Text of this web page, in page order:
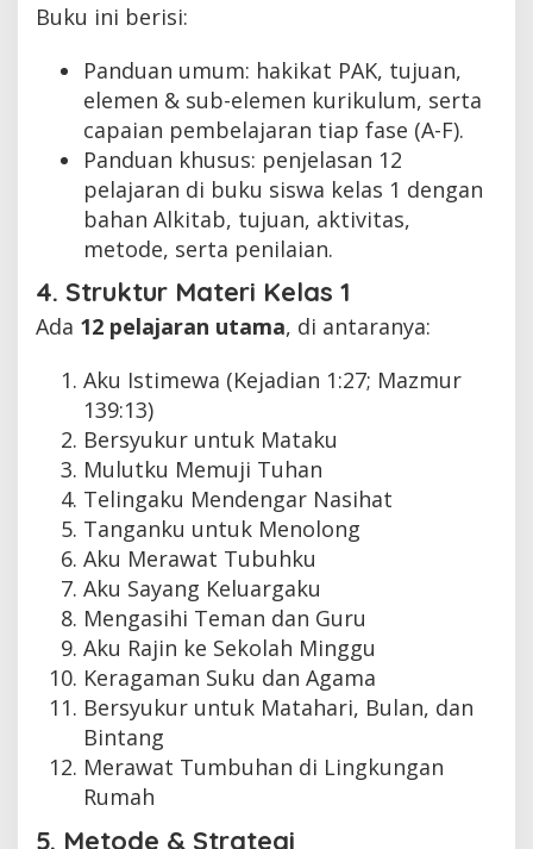
Buku ini berisi:
Panduan umum: hakikat PAK, tujuan,
elemen & sub-elemen kurikulum, serta
capaian pembelajaran tiap fase (A-F).
Panduan khusus: penjelasan 12
pelajaran di buku siswa kelas 1 dengan
bahan Alkitab, tujuan, aktivitas,
metode, serta penilaian.
4. Struktur Materi Kelas 1
Ada 12 pelajaran utama, di antaranya:
Aku Istimewa (Kejadian 1:27; Mazmur
139:13)
Bersyukur untuk Mataku
Mulutku Memuji Tuhan
Telingaku Mendengar Nasihat
Tanganku untuk Menolong
Aku Merawat Tubuhku
Aku Sayang Keluargaku
Mengasihi Teman dan Guru
Aku Rajin ke Sekolah Minggu
Keragaman Suku dan Agama
Bersyukur untuk Matahari, Bulan, dan
Bintang
Merawat Tumbuhan di Lingkungan
Rumah
5. Metode & Strategi